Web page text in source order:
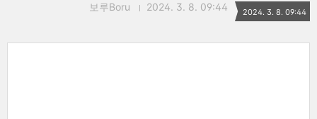
보루Boru 2024. 3. 8. 09:44 2024. 3. 8. 09:44